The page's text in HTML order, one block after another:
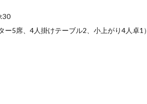
ー5席、4人掛けテーブル2、小上がり4人卓1）